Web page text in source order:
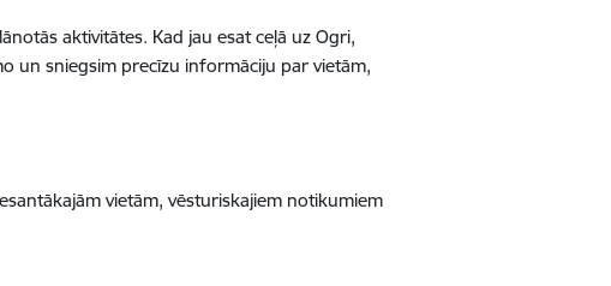
aktivitātes. Kad jau esat ceļā uz Ogri,
un sniegsim precīzu informāciju par vietām,
vietām, vēsturiskajiem notikumiem